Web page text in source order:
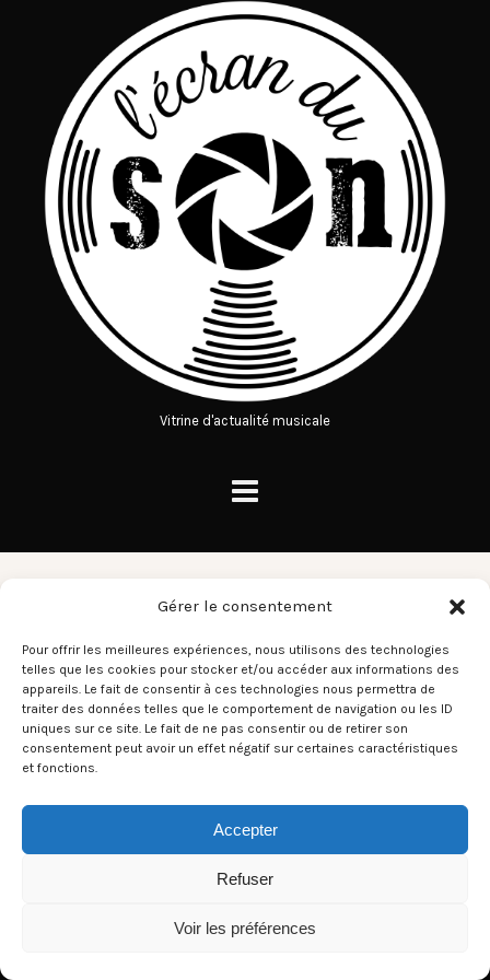
Gérer le consentement
Pour offrir les meilleures expériences, nous utilisons des technologies
telles que les cookies pour stocker et/ou accéder aux informations des
appareils. Le fait de consentir à ces technologies nous permettra de
traiter des données telles que le comportement de navigation ou les ID
uniques sur ce site. Le fait de ne pas consentir ou de retirer son
consentement peut avoir un effet négatif sur certaines caractéristiques
et fonctions.
Accepter
Refuser
Voir les préférences
Vitrine d'actualité musicale
Artwork
There aren't any posts currently published under this tag.